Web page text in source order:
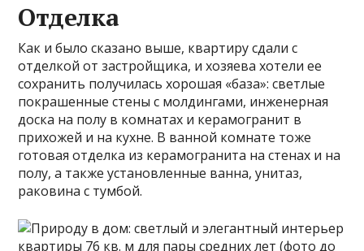
Отделка
Как и было сказано выше, квартиру сдали с
отделкой от застройщика, и хозяева хотели ее
сохранить получилась хорошая «база»: светлые
покрашенные стены с молдингами, инженерная
доска на полу в комнатах и керамогранит в
прихожей и на кухне. В ванной комнате тоже
готовая отделка из керамогранита на стенах и на
полу, а также установленные ванна, унитаз,
раковина с тумбой.